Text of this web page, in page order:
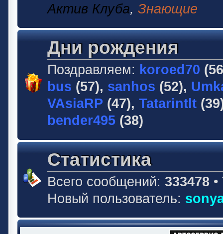
Актив Клуба, Знающие
Дни рождения
Поздравляем: koroed70
bus (57), sanhos (52),
VAsiaRP (47), Tatarintlt
bender495 (38)
Статистика
Всего сообщений: 333478
Новый пользователь: